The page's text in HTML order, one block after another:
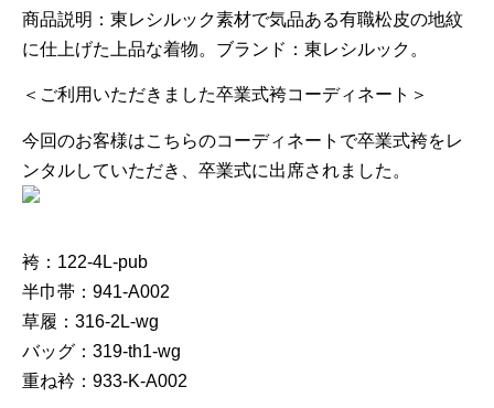
商品説明：東レシルック素材で気品ある有職松皮の地紋
に仕上げた上品な着物。ブランド：東レシルック。
＜ご利用いただきました卒業式袴コーディネート＞
今回のお客様はこちらのコーディネートで卒業式袴をレ
ンタルしていただき、卒業式に出席されました。
袴：122-4L-pub
半巾帯：941-A002
草履：316-2L-wg
バッグ：319-th1-wg
重ね衿：933-K-A002